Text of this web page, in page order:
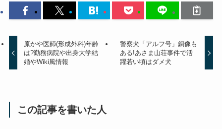
原かや医師(形成外科)年齢
は?勤務病院や出身大学結
婚やWiki風情報
警察犬「アルフ号」銅像も
ある!あさま山荘事件で活
躍若い頃はダメ犬
この記事を書いた人